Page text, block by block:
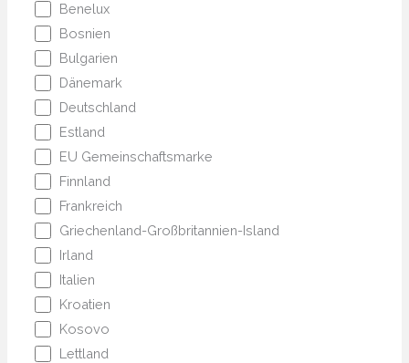
Benelux
Bosnien
Bulgarien
Dänemark
Deutschland
Estland
EU Gemeinschaftsmarke
Finnland
Frankreich
Griechenland-Großbritannien-Island
Irland
Italien
Kroatien
Kosovo
Lettland